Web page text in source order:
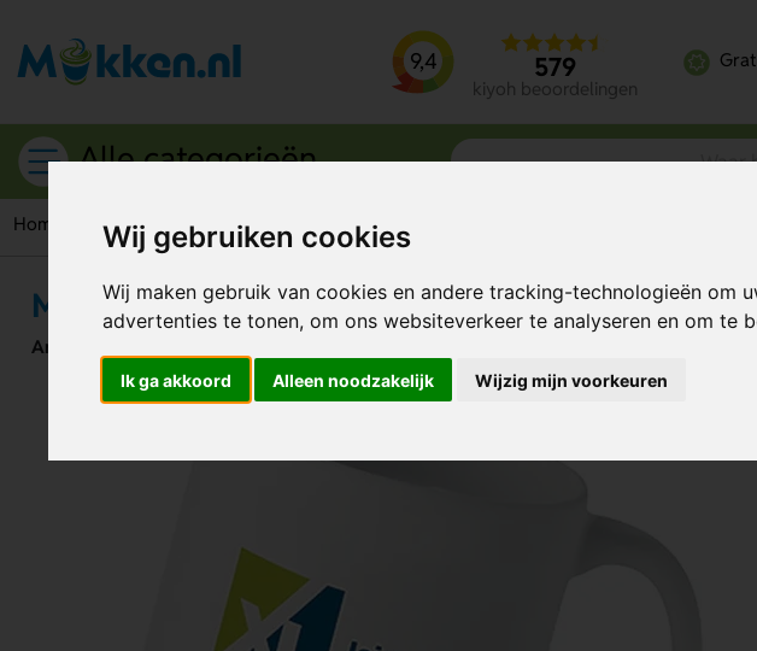
Wij gebruiken cookies
Wij maken gebruik van cookies en andere tracking-technologieën om
advertenties te tonen, om ons websiteverkeer te analyseren en om te
Ik ga akkoord Alleen noodzakelijk Wijzig mijn voorkeuren
9,4 579
kiyoh beoordelingen
Alle categorieën
Home Duurzame mokken Matte keramische mok 300 ml
Matte keramische mok 300 ml
Artikelnummer: